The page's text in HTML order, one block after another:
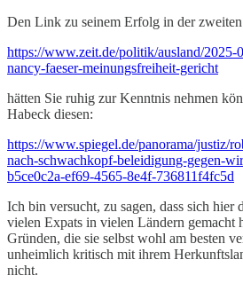
Den Link zu seinem Erfolg in der
https://www.zeit.de/politik/ausland/2025-
nancy-faeser-meinungsfreiheit-gericht
hätten Sie ruhig zur Kenntnis nehmen
Habeck diesen:
https://www.spiegel.de/panorama/justiz/
nach-schwachkopf-beleidigung-gegen-
b5ce0c2a-ef69-4565-8e4f-736811f4fc5d
Ich bin versucht, zu sagen, dass sich
vielen Expats in vielen Ländern gemacht
Gründen, die sie selbst wohl am besten
unheimlich kritisch mit ihrem
nicht.